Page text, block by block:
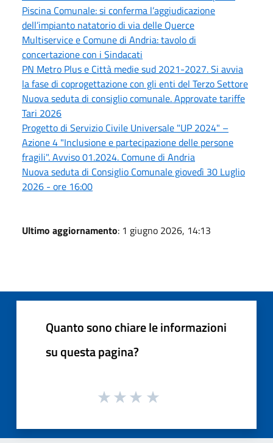
Piscina Comunale: si conferma l’aggiudicazione
dell’impianto natatorio di via delle Querce
Multiservice e Comune di Andria: tavolo di
concertazione con i Sindacati
PN Metro Plus e Città medie sud 2021-2027. Si avvia
la fase di coprogettazione con gli enti del Terzo Settore
Nuova seduta di consiglio comunale. Approvate tariffe
Tari 2026
Progetto di Servizio Civile Universale "UP 2024" –
Azione 4 "Inclusione e partecipazione delle persone
fragili". Avviso 01.2024. Comune di Andria
Nuova seduta di Consiglio Comunale giovedì 30 Luglio
2026 - ore 16:00
Ultimo aggiornamento: 1 giugno 2026, 14:13
Quanto sono chiare le informazioni
su questa pagina?